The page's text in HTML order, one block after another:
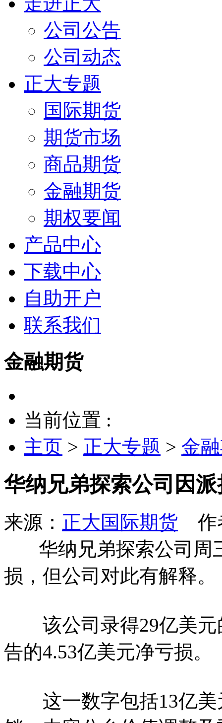
公司公告
公司动态
正大专题
国际期货
期货市场
商品期货
金融期货
期权要闻
产品中心
下载中心
自助开户
联系我们
金融期货
当前位置 :
主页 > 正大专题 > 金
华纳兄弟探索公司因
来源： 正大国际期货 作
华纳兄弟探索公司周
损，但公司对此有解释。
该公司录得29亿美元
告的4.53亿美元净亏损。
这一数字包括13亿美